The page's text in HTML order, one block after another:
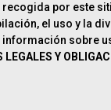
por este
el uso y la
sobre
LEGALES Y